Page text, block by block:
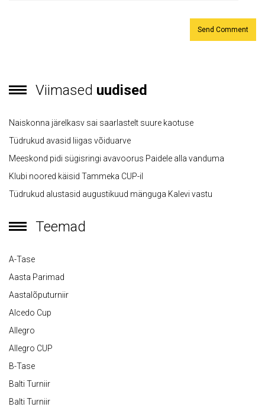
Viimased uudised
Naiskonna järelkasv sai saarlastelt suure kaotuse
Tüdrukud avasid liigas võiduarve
Meeskond pidi sügisringi avavoorus Paidele alla vanduma
Klubi noored käisid Tammeka CUP-il
Tüdrukud alustasid augustikuud mänguga Kalevi vastu
Teemad
A-Tase
Aasta Parimad
Aastalõputurniir
Alcedo Cup
Allegro
Allegro CUP
B-Tase
Balti Turniir
Balti Turniir